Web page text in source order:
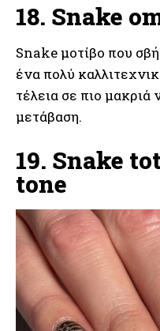
18. Snake
Snake μοτίβο που
ένα πολύ
τέλεια σε πιο μακριά
μετάβαση.
19. Snake
tone